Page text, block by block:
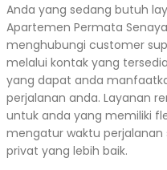
Anda yang sedang butuh
Apartemen Permata
menghubungi customer
melalui kontak yang
yang dapat anda
perjalanan anda. Layanan
untuk anda yang memiliki
mengatur waktu
privat yang lebih baik.